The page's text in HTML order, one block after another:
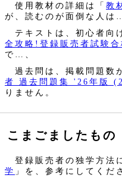
使用教材の詳細は「 教
が、読むのが面倒な人は
テキストは、初心者向
全攻略!登録販売者試験
で…、
過去問は、掲載問題数
者 過去問題集 '26年版
りません。
こまごましたもの
登録販売者の独学方法
学 」を、参考にしてくだ